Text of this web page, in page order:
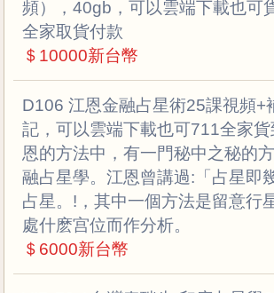
頻），40gb，可以雲端下載也可
全家取貨付款
＄10000新台幣
D106 江恩金融占星術25課視頻+
記，可以雲端下載也可711全家
恩的方法中，有一門秘中之秘的
融占星學。江恩曾講過:「占星即
占星。!，其中一個方法是留意行
處什麽宫位而作分析。
＄6000新台幣